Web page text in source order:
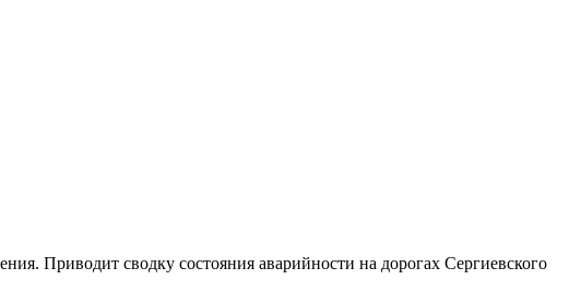
Приводит сводку состояния аварийности на дорогах Сергиевского